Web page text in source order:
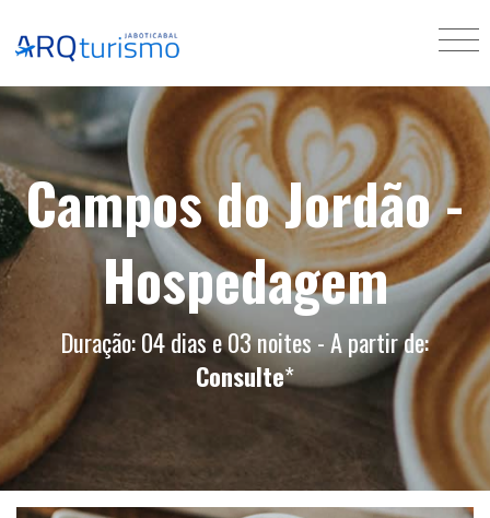
Campos do Jordão -
Hospedagem
Duração: 04 dias e 03 noites - A partir de:
Consulte*